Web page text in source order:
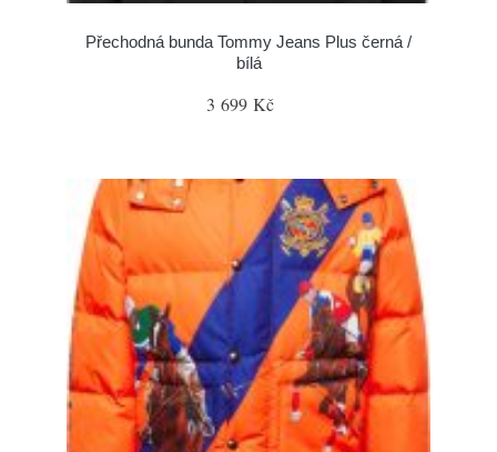
Přechodná bunda Tommy Jeans Plus černá /
bílá
3 699 Kč